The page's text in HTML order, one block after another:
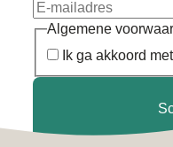
Algemene
Ik ga akkoord